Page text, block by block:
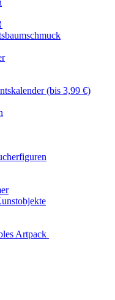
(bis 3,99 €)
Artpack